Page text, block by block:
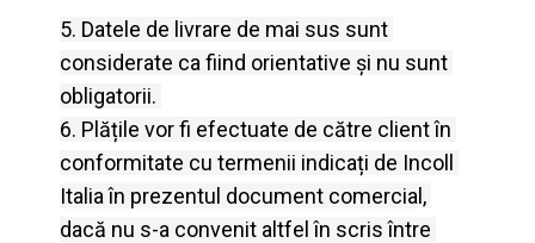
5. Datele de livrare de mai sus sunt
considerate ca fiind orientative și nu sunt
obligatorii.
6. Plățile vor fi efectuate de către client în
conformitate cu termenii indicați de Incoll
Italia în prezentul document comercial,
dacă nu s-a convenit altfel în scris între